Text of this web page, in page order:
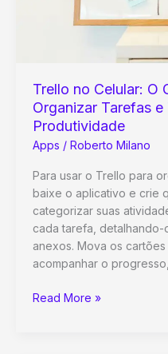
Resultados
Trello no Celular: O
Organizar Tarefas e
Produtividade
Apps / Roberto Milano
Para usar o Trello para
baixe o aplicativo e crie
categorizar suas
cada tarefa,
anexos. Mova os
acompanhar o
Trello
Read More »